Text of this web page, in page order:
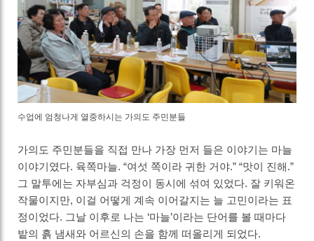
수업에 엄청나게 열중하시는 가의도 주민분들
가의도 주민분들을 직접 만나 가장 먼저 들은 이야기는 마늘
이야기였다. 육쪽마늘. “여섯 쪽이라 귀한 거야.” “맛이 진해.”
그 말투에는 자부심과 걱정이 동시에 섞여 있었다. 잘 키워온
작물이지만, 이걸 어떻게 계속 이어갈지는 늘 고민이라는 표
정이었다. 그날 이후로 나는 ‘마늘’이라는 단어를 볼 때마다
밭의 흙 냄새와 어르신의 손을 함께 떠올리게 되었다.